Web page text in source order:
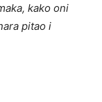
kako oni
pitao i